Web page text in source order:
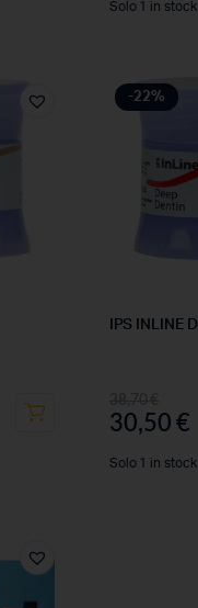
Solo 1 in stock
-22%
IPS INLINE
30,50€
Solo 1 in stock